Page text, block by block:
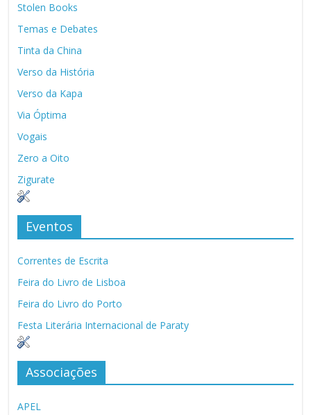
Stolen Books
Temas e Debates
Tinta da China
Verso da História
Verso da Kapa
Via Óptima
Vogais
Zero a Oito
Zigurate
Eventos
Correntes de Escrita
Feira do Livro de Lisboa
Feira do Livro do Porto
Festa Literária Internacional de Paraty
Associações
APEL